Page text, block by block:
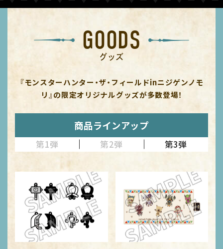
GOODS
グッズ
『モンスターハンター・ザ・フィールドinニジゲンノモ
リ』の限定オリジナルグッズが多数登場！
商品ラインアップ
第1弾 第2弾 第3弾